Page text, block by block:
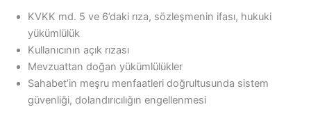
KVKK md. 5 ve 6’daki rıza, sözleşmenin ifası, hukuki
yükümlülük
Kullanıcının açık rızası
Mevzuattan doğan yükümlülükler
Sahabet’in meşru menfaatleri doğrultusunda sistem
güvenliği, dolandırıcılığın engellenmesi